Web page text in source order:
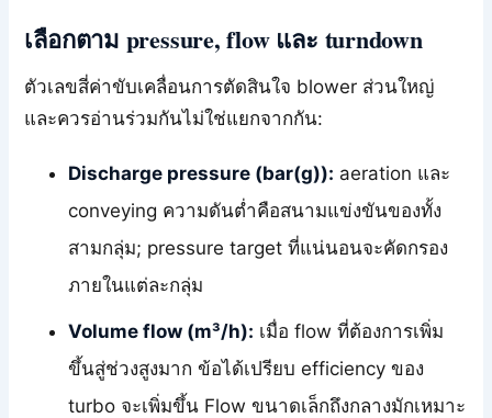
เลือกตาม pressure, flow และ turndown
ตัวเลขสี่ค่าขับเคลื่อนการตัดสินใจ blower ส่วนใหญ่
และควรอ่านร่วมกันไม่ใช่แยกจากกัน:
Discharge pressure (bar(g)): aeration และ
conveying ความดันต่ำคือสนามแข่งขันของทั้ง
สามกลุ่ม; pressure target ที่แน่นอนจะคัดกรอง
ภายในแต่ละกลุ่ม
Volume flow (m³/h): เมื่อ flow ที่ต้องการเพิ่ม
ขึ้นสู่ช่วงสูงมาก ข้อได้เปรียบ efficiency ของ
turbo จะเพิ่มขึ้น Flow ขนาดเล็กถึงกลางมักเหมาะ